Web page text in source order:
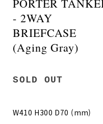
PORTER
- 2WAY
BRIEFCASE
(Aging Gray)
SOLD OUT
W410 H300 D70 (mm)